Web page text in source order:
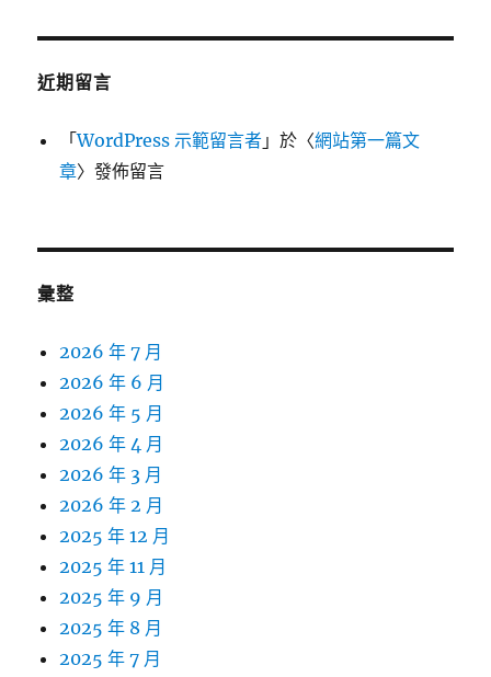
近期留言
「WordPress 示範留言者 」於〈網站第一篇文
章〉發佈留言
彙整
2026 年 7 月
2026 年 6 月
2026 年 5 月
2026 年 4 月
2026 年 3 月
2026 年 2 月
2025 年 12 月
2025 年 11 月
2025 年 9 月
2025 年 8 月
2025 年 7 月